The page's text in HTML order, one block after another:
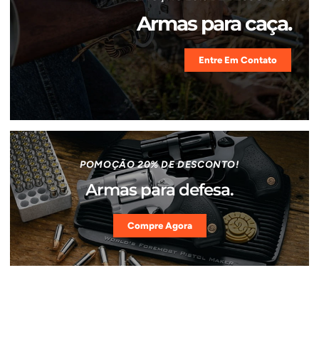
Armas para caça.
Entre Em Contato
POMOÇÃO 20% DE DESCONTO!
Armas para defesa.
Compre Agora